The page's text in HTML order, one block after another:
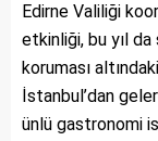
Edirne Valiliği
etkinliği, bu yıl
koruması
İstanbul’dan
ünlü gastronomi